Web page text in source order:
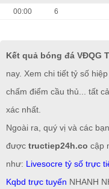
00:00
6
Kết quả bóng đá VĐQG
nay. Xem chi tiết tỷ số
chấm điểm cầu thủ... tất
xác nhất.
Ngoài ra, quý vị và các
được tructiep24h.co cập
như: Livesocre tỷ số trực
Kqbd trực tuyến NHANH